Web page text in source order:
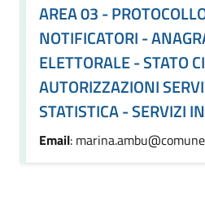
AREA 03 -
NOTIFICATORI -
ELETTORALE - STATO
AUTORIZZAZIONI
STATISTICA - SERVIZI
Email: